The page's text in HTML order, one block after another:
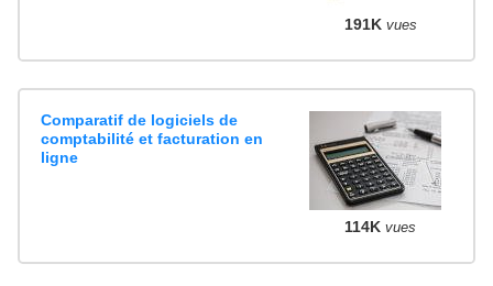
191K vues
Comparatif de logiciels de
comptabilité et facturation en
ligne
114K vues